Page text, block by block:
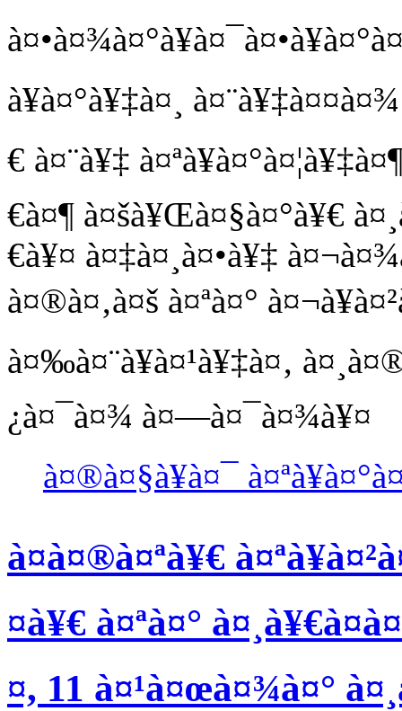
à¥à¤°à¥‡à¤¸
€ à¤¨à¥‡
€à¤¶ à¤šà¥Œà¤§à¤°à¥€
€à¥¤ à¤‡à¤¸à¤•à¥‡
à¤®à¤‚à¤š à¤ªà¤°
à¤‰à¤¨à¥à¤¹à¥‡à¤‚
¿à¤¯à¤¾ à¤—à¤¯à¤¾à¥¤
à¤®à¤§à¥à¤¯
à¤à¤®à¤ªà¥€
¤à¥€ à¤ªà¤°
¤, 11 à¤¹à¤œà¤¾à¤°